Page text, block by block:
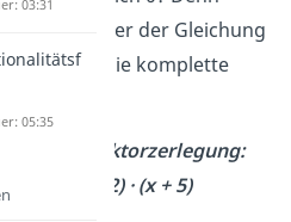
eine Klammer der Gleichung
0 ist, wird die komplette
null.
Linearfaktorzerlegung:
+ 1) · (x – 2) · (x + 5)
03:31
05:35